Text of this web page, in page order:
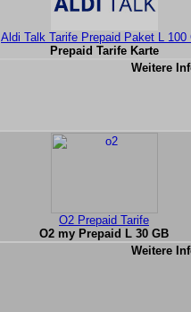
Aldi Talk Tarife Prepaid Paket L 100
Prepaid Tarife Karte
Weitere
O2 Prepaid Tarife
O2 my Prepaid L 30 GB
Weitere